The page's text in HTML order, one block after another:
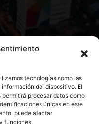
tecnologías como las
del dispositivo. El
procesar datos como
únicas en este
puede afectar
funciones.